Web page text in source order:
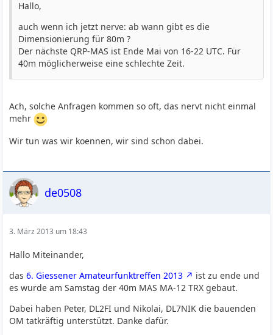
Hallo,
auch wenn ich jetzt nerve: ab wann gibt es die
Dimensionierung für 80m ?
Der nächste QRP-MAS ist Ende Mai von 16-22 UTC. Für
40m möglicherweise eine schlechte Zeit.
Ach, solche Anfragen kommen so oft, das nervt nicht einmal
mehr
Wir tun was wir koennen, wir sind schon dabei.
de0508
3. März 2013 um 18:43
Hallo Miteinander,
das6. Giessener Amateurfunktreffen 2013
ist zu ende und
es wurde am Samstag der 40m MAS MA-12 TRX gebaut.
Dabei haben Peter, DL2FI und Nikolai, DL7NIK die bauenden
OM tatkräftig unterstützt. Danke dafür.